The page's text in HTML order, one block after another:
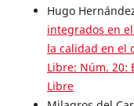
Hugo
integrados en
la calidad en el
Libre: Núm. 20:
Libre